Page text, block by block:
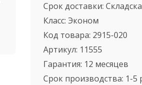
Срок доставки:
Класс: Эконом
Код товара: 2915-020
Артикул: 11555
Гарантия: 12 месяцев
Срок производства: 1-5